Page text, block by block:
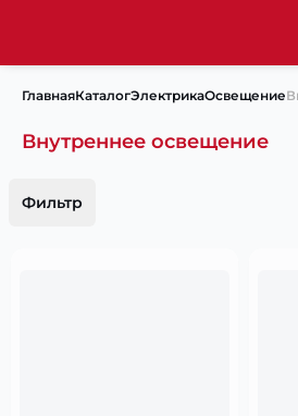
ГлавнаяКаталогЭлектрикаОсвещение
Внутреннее освещение
Фильтр